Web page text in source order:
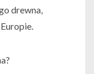
drewna,